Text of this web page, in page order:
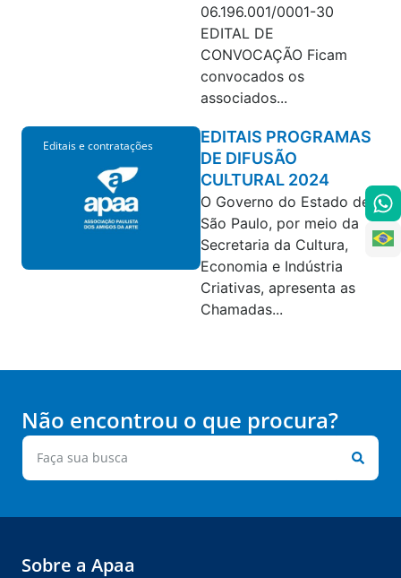
06.196.001/0001-30
EDITAL DE
CONVOCAÇÃO Ficam
convocados os
associados...
Editais e contratações
EDITAIS PROGRAMAS
DE DIFUSÃO
CULTURAL 2024
O Governo do Estado de
São Paulo, por meio da
Secretaria da Cultura,
Economia e Indústria
Criativas, apresenta as
Chamadas...
Não encontrou o que procura?
Sobre a Apaa